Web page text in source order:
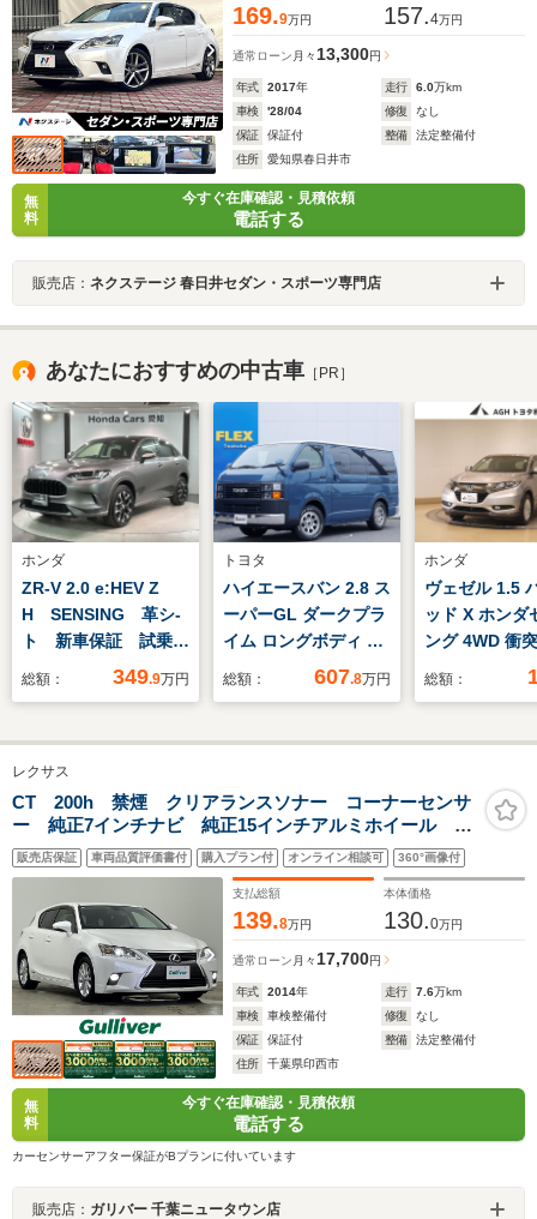
169.9万円 157.4万円
通常ローン 月々 13,300円
年式 2017年 走行 6.0万km
車検
'28/04 修復
なし
保証
保証付 整備
法定整備付
住所
愛知県春日井市
無
料
今すぐ在庫確認・見積依頼
電話する
販売店： ネクステージ 春日井セダン・スポーツ専門店
あなたにおすすめの中古車 ［PR］
ホンダ
ZR-V 2.0 e:HEV Z
H SENSING 革シ-
ト 新車保証 試乗
車 ワンオーナー 純
BTオ-ディオ ETC
LEDライト VSA シ
ートヒーター 電動シ
ート クルコン Pテ
ールゲート
総額： 349.9万円
トヨタ
ハイエースバン 2.8 ス
ーパーGL ダークプラ
イム ロングボディ デ
ィーゼルターボ 4WD
LED4灯フェイスチェ
ッキラッピング クラ
シックLEDテール
16インチホイル オ
リジナルベッドキッ
ト オリジナルシート
カバー BIG-Xナビ
ETC
総額： 607.8万円
ホンダ
ヴェゼル 1.5
ッド X ホンダ
ング 4WD 衝
減ブレーキ・
総額：
レクサス
CT 200h 禁煙 クリアランスソナー コーナーセンサ
ー 純正7インチナビ 純正15インチアルミホイール 純
正フロアマット バックカメラ クルーズコントロー
ル LEDオートライト USBポート シートヒーター
販売店保証 車両品質評価書付 購入プラン付 オンライン相談可 360°画像付
支払総額
139.8万円
本体価格
130.0万円
通常ローン 月々 17,700円
年式 2014年 走行 7.6万km
車検
車検整備付 修復
なし
保証
保証付 整備
法定整備付
住所
千葉県印西市
無
料
今すぐ在庫確認・見積依頼
電話する
カーセンサーアフター保証がBプランに付いています
販売店： ガリバー 千葉ニュータウン店